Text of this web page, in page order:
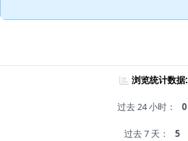
浏览统计数据:
过去 24 小时： 0
过去 7 天： 5